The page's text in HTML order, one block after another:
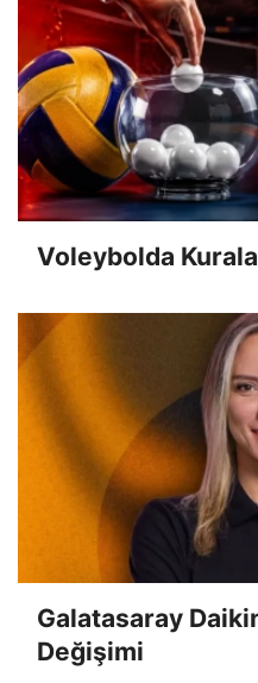
Voleybolda
Galatasaray
Değişimi